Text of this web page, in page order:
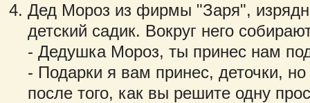
Дед Мороз из фирмы "Заря",
детский садик. Вокруг него
- Дедушка Мороз, ты принес нам
- Подарки я вам принес, деточки,
после того, как вы решите одну